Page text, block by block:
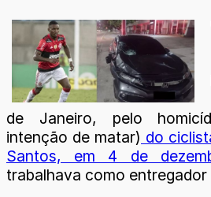
de Janeiro, pelo
intenção de matar) do
Santos, em 4 de
trabalhava como